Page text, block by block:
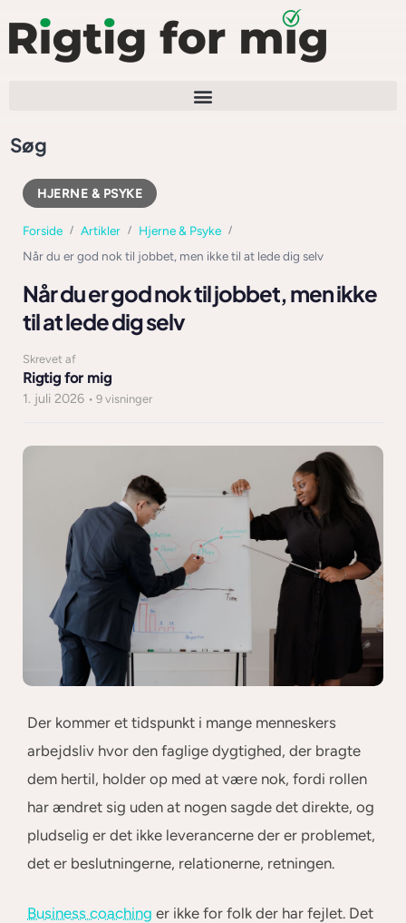
Søg
HJERNE & PSYKE
Forside Artikler
Hjerne & Psyke
Når du er god nok til jobbet, men ikke til at lede dig selv
Når du er god nok til jobbet, men ikke
til at lede dig selv
Skrevet af
Rigtig for mig
1. juli 2026 • 9 visninger
Der kommer et tidspunkt i mange menneskers
arbejdsliv hvor den faglige dygtighed, der bragte
dem hertil, holder op med at være nok, fordi rollen
har ændret sig uden at nogen sagde det direkte, og
pludselig er det ikke leverancerne der er problemet,
det er beslutningerne, relationerne, retningen.
Business coaching er ikke for folk der har fejlet. Det